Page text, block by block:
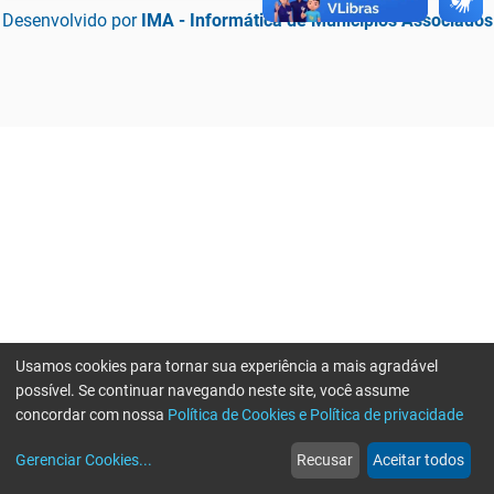
Desenvolvido por IMA - Informática de Municípios Associados
web
Notícias
more_horiz
Mais
Usamos cookies para tornar sua experiência a mais agradável
possível. Se continuar navegando neste site, você assume
concordar com nossa Política de Cookies e Política de privacidade
Gerenciar Cookies... Recusar Aceitar todos
Erro ao enviar informações, por favor tente novamente